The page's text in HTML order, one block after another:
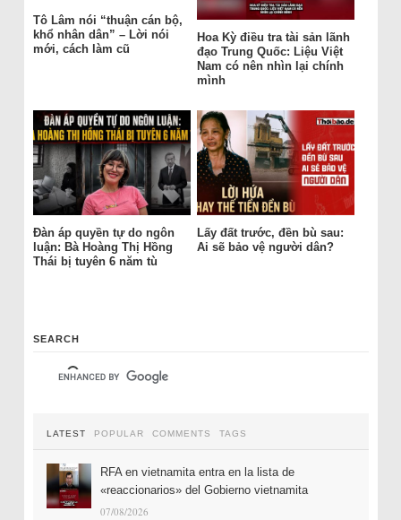
Tô Lâm nói “thuận cán bộ,
khổ nhân dân” – Lời nói
mới, cách làm cũ
Hoa Kỳ điều tra tài sản lãnh
đạo Trung Quốc: Liệu Việt
Nam có nên nhìn lại chính
mình
Đàn áp quyền tự do ngôn
luận: Bà Hoàng Thị Hồng
Thái bị tuyên 6 năm tù
Lấy đất trước, đền bù sau:
Ai sẽ bảo vệ người dân?
SEARCH
LATEST POPULAR COMMENTS TAGS
RFA en vietnamita entra en la lista de
«reaccionarios» del Gobierno vietnamita
07/08/2026